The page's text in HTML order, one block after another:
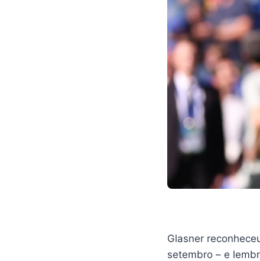
Glasner
setembro – e